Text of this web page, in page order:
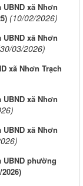
xã Nhơn
(10/02/2026)
xã Nhơn
03/2026)
xã Nhơn Trạch
xã Nhơn
xã Nhơn
UBND phường